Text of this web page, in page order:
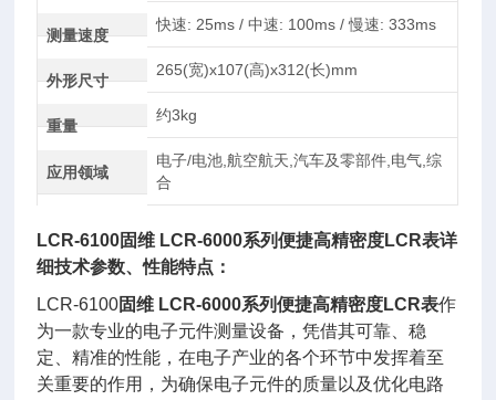
测量速度
快速: 25ms / 中速: 100ms / 慢速: 333ms
外形尺寸
265(宽)x107(高)x312(长)mm
重量
约3kg
应用领域
电子/电池,航空航天,汽车及零部件,电气,综
合
LCR-6100固维 LCR-6000系列便捷高精密度LCR表详
细技术参数、性能特点：
LCR-6100固维 LCR-6000系列便捷高精密度LCR表作
为一款专业的电子元件测量设备，凭借其可靠、稳
定、精准的性能，在电子产业的各个环节中发挥着至
关重要的作用，为确保电子元件的质量以及优化电路